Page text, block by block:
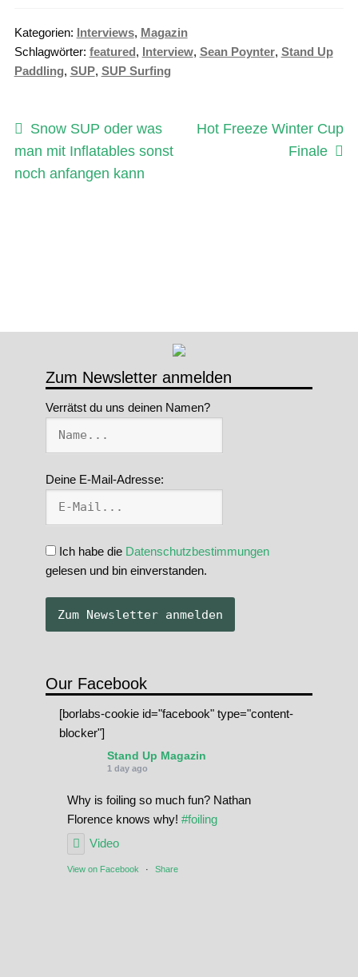
Zum Newsletter anmelden
Verrätst du uns deinen Namen?
Deine E-Mail-Adresse:
Ich habe die Datenschutzbestimmungen
gelesen und bin einverstanden.
Our Facebook
[borlabs-cookie id="facebook" type="content-
blocker"]
Stand Up Magazin
1 day ago
Why is foiling so much fun? Nathan
Florence knows why! #foiling
Video
View on Facebook · Share
Kategorien: Interviews, Magazin
Schlagwörter: featured, Interview, Sean Poynter, Stand Up
Paddling, SUP, SUP Surfing
Beitragsnavigation
Vorheriger
Beitrag:
Snow SUP oder was
man mit Inflatables sonst
noch anfangen kann
Nächster
Hot Freeze Winter Cup
Finale